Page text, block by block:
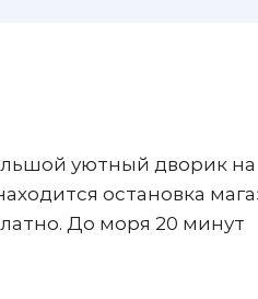
уютный дворик на
остановка
До моря 20 минут